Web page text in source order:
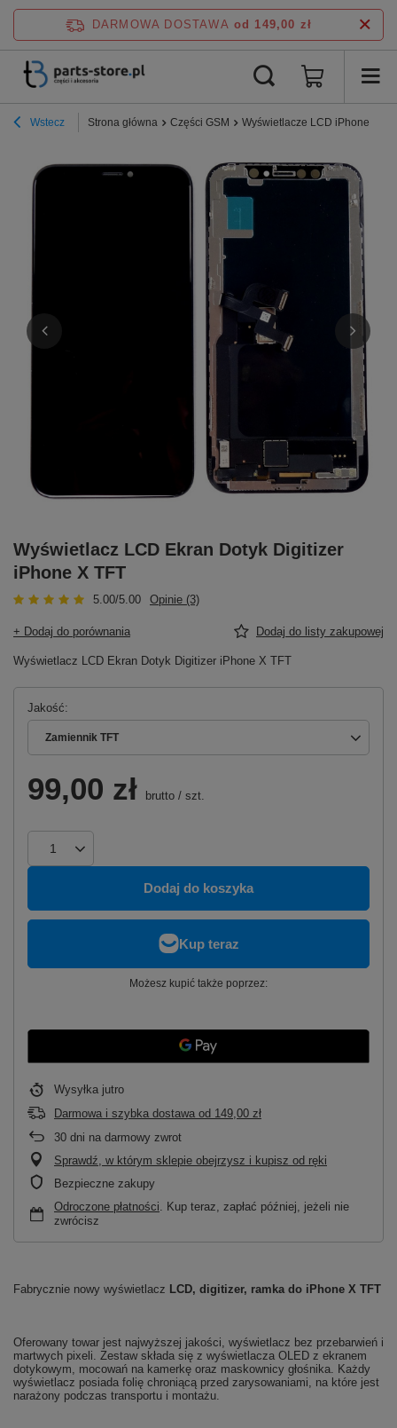
DARMOWA DOSTAWA od 149,00 zł
Wstecz Strona główna Części GSM Wyświetlacze LCD iPhone
Wyświetlacz LCD Ekran Dotyk Digitizer
iPhone X TFT
5.00/5.00 Opinie (3)
+ Dodaj do porównania Dodaj do listy zakupowej
Wyświetlacz LCD Ekran Dotyk Digitizer iPhone X TFT
Jakość
Zamiennik TFT
99,00 zł brutto / szt.
Dodaj do koszyka
Możesz kupić także poprzez:
Wysyłka jutro
Darmowa i szybka dostawa od 149,00 zł
30 dni na darmowy zwrot
Sprawdź, w którym sklepie obejrzysz i kupisz od ręki
Bezpieczne zakupy
Odroczone płatności . Kup teraz, zapłać później, jeżeli nie
zwrócisz
Fabrycznie nowy wyświetlacz LCD, digitizer, ramka do iPhone X TFT
Oferowany towar jest najwyższej jakości, wyświetlacz bez przebarwień i
martwych pixeli. Zestaw składa się z wyświetlacza OLED z ekranem
dotykowym, mocowań na kamerkę oraz maskownicy głośnika. Każdy
wyświetlacz posiada folię chroniącą przed zarysowaniami, na które jest
narażony podczas transportu i montażu.